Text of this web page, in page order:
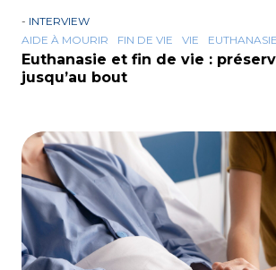
- INTERVIEW
AIDE À MOURIR
FIN DE VIE VIE EUTHANASIE
Euthanasie et fin de vie :
jusqu’au bout